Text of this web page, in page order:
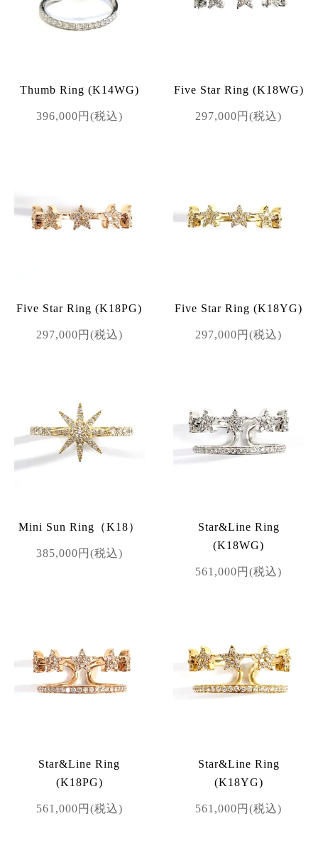
Thumb Ring (K14WG)
396,000円(税込)
Five Star Ring (K18WG)
297,000円(税込)
Five Star Ring (K18PG)
297,000円(税込)
Five Star Ring (K18YG)
297,000円(税込)
Mini Sun Ring（K18）
385,000円(税込)
Star&Line Ring
(K18WG)
561,000円(税込)
Star&Line Ring
(K18PG)
561,000円(税込)
Star&Line Ring
(K18YG)
561,000円(税込)